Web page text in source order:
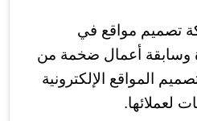
تصميم مواقع في
وسابقة أعمال ضخمة من
المواقع الإلكترونية
لعملائها.